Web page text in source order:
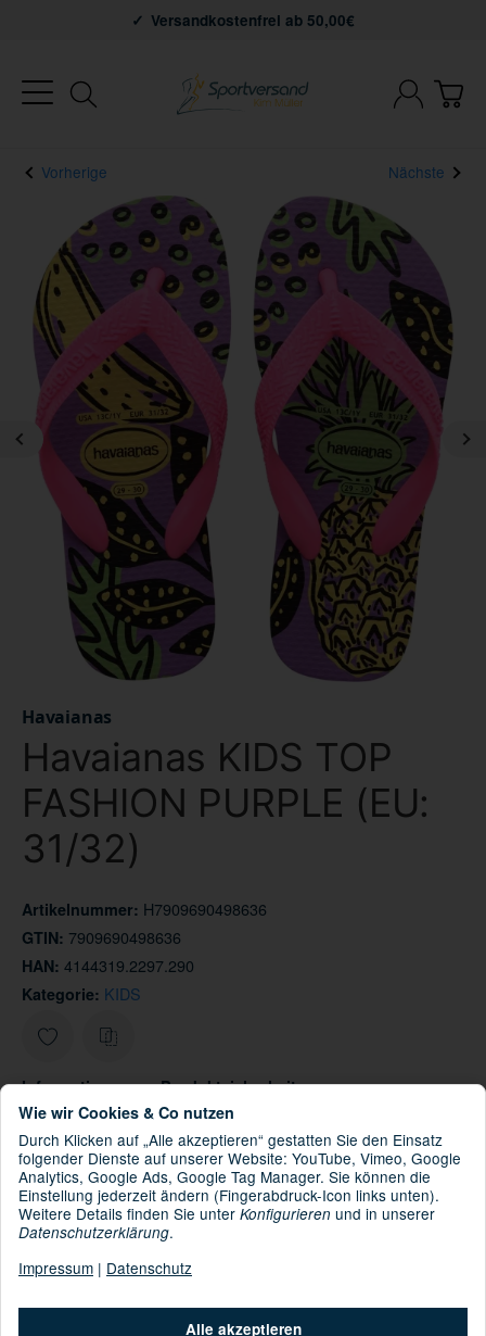
Versandkostenfrei ab 50,00€
Vorherige Nächste
Havaianas
Havaianas KIDS TOP
FASHION PURPLE (EU:
31/32)
Artikelnummer: H7909690498636
GTIN: 7909690498636
HAN: 4144319.2297.290
Kategorie: KIDS
Informationen zur Produktsicherheit
Hersteller/EU Verantwortliche Person
17,00 €
inkl. 19% USt. , zzgl.Versand
Knapper Lagerbestand
abweichend)
Nur noch 2 verfügbar
Alle akzeptieren
Wie wir Cookies & Co nutzen
Durch Klicken auf „Alle akzeptieren“ gestatten Sie den Einsatz
folgender Dienste auf unserer Website: YouTube, Vimeo, Google
Analytics, Google Ads, Google Tag Manager. Sie können die
Einstellung jederzeit ändern (Fingerabdruck-Icon links unten).
Weitere Details finden Sie unter Konfigurieren und in unserer
Datenschutzerklärung.
Impressum | Datenschutz